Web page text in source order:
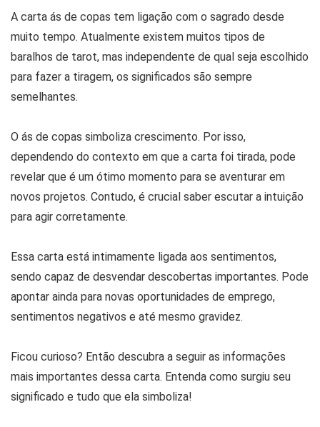
A carta ás de copas tem ligação com o sagrado desde
muito tempo. Atualmente existem muitos tipos de
baralhos de tarot, mas independente de qual seja escolhido
para fazer a tiragem, os significados são sempre
semelhantes.
O ás de copas simboliza crescimento. Por isso,
dependendo do contexto em que a carta foi tirada, pode
revelar que é um ótimo momento para se aventurar em
novos projetos. Contudo, é crucial saber escutar a intuição
para agir corretamente.
Essa carta está intimamente ligada aos sentimentos,
sendo capaz de desvendar descobertas importantes. Pode
apontar ainda para novas oportunidades de emprego,
sentimentos negativos e até mesmo gravidez.
Ficou curioso? Então descubra a seguir as informações
mais importantes dessa carta. Entenda como surgiu seu
significado e tudo que ela simboliza!